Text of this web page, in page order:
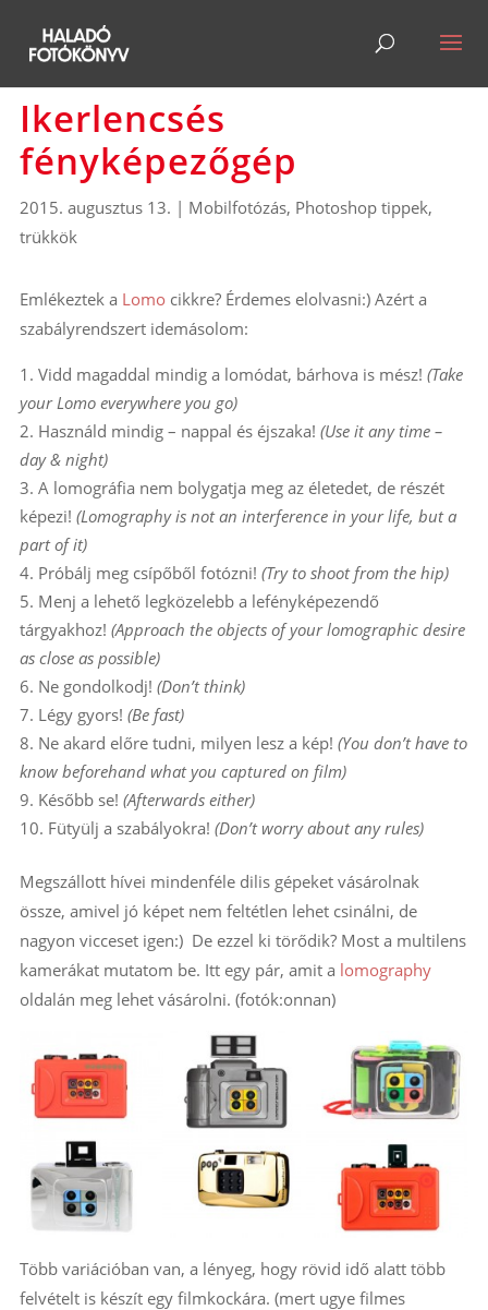
Ikerlencsés
fényképezőgép
2015. augusztus 13. | Mobilfotózás, Photoshop tippek,
trükkök
Emlékeztek a Lomo cikkre? Érdemes elolvasni:) Azért a
szabályrendszert idemásolom:
Vidd magaddal mindig a lomódat, bárhova is mész! (Take
your Lomo everywhere you go)
Használd mindig – nappal és éjszaka! (Use it any time –
day & night)
A lomográfia nem bolygatja meg az életedet, de részét
képezi! (Lomography is not an interference in your life, but a
part of it)
Próbálj meg csípőből fotózni! (Try to shoot from the hip)
Menj a lehető legközelebb a lefényképezendő
tárgyakhoz! (Approach the objects of your lomographic desire
as close as possible)
Ne gondolkodj! (Don’t think)
Légy gyors! (Be fast)
Ne akard előre tudni, milyen lesz a kép! (You don’t have to
know beforehand what you captured on film)
Később se! (Afterwards either)
Fütyülj a szabályokra! (Don’t worry about any rules)
Megszállott hívei mindenféle dilis gépeket vásárolnak
össze, amivel jó képet nem feltétlen lehet csinálni, de
nagyon vicceset igen:) De ezzel ki törődik? Most a multilens
kamerákat mutatom be. Itt egy pár, amit a lomography
oldalán meg lehet vásárolni. (fotók:onnan)
Több variációban van, a lényeg, hogy rövid idő alatt több
felvételt is készít egy filmkockára. (mert ugye filmes